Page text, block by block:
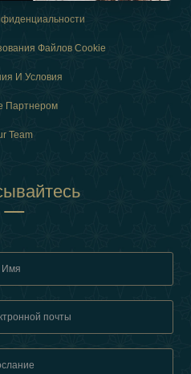
Файлов Cookie
И Условия
Партнером
Team